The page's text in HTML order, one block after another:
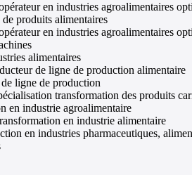
en industries agroalimentaires
produits alimentaires
en industries agroalimentaires
alimentaires
de ligne de production alimentaire
ligne de production
transformation des produits
en industrie agroalimentaire
en industrie alimentaire
en industries pharmaceutiques,